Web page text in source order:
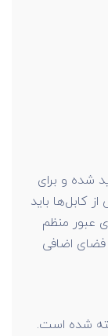
تولید شده و برای
کابل‌ها باید
عبور منظم
فضای اضافی
ساخته شده است.